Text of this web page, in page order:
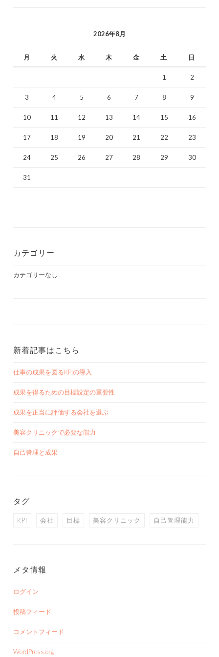
2026年8月
月 火 水 木 金 土 日
1 2
3 4 5 6 7 8 9
10 11 12 13 14 15 16
17 18 19 20 21 22 23
24 25 26 27 28 29 30
31
カテゴリー
カテゴリーなし
新着記事はこちら
仕事の成果を図るKPIの導入
成果を得るための目標設定の重要性
成果を正当に評価する会社を選ぶ
美容クリニックで必要な能力
自己管理と成果
タグ
KPI 会社 目標 美容クリニック 自己管理能力
メタ情報
ログイン
投稿フィード
コメントフィード
WordPress.org